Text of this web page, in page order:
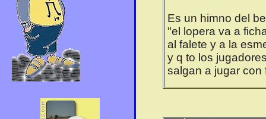
Es un himno del
"el lopera va a
al falete y a la
y q to los
salgan a jugar con